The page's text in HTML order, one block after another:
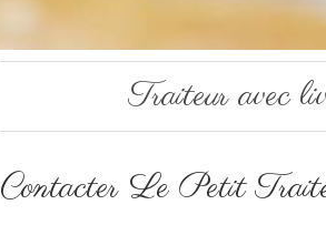
Traiteur avec
Contacter Le Petit